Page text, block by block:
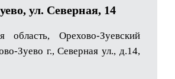
ул. Северная, 14
область, Орехово-Зуевский
Зуево г., Северная ул., д.14,